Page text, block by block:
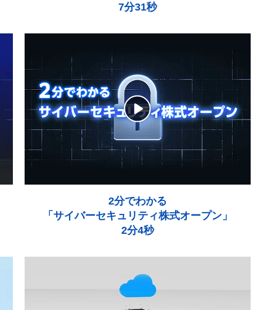
7分31秒
2分でわかる
「サイバーセキュリティ株式オープン」
2分4秒